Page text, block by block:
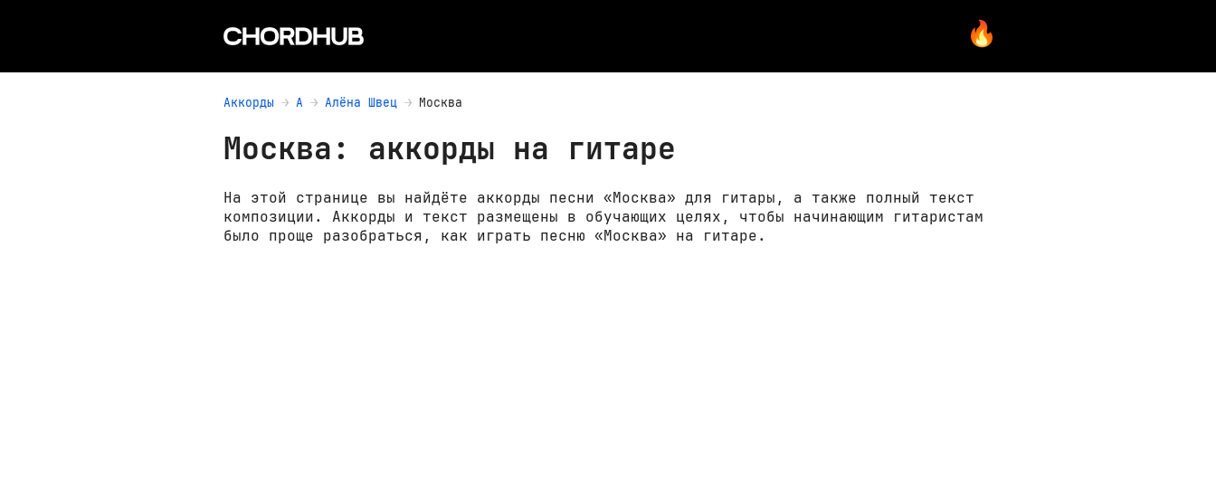
Аккорды А Алёна Швец Москва
Москва: аккорды на гитаре
На этой странице вы найдёте аккорды песни «Москва» для гитары, а также полный текст
композиции. Аккорды и текст размещены в обучающих целях, чтобы начинающим гитаристам
было проще разобраться, как играть песню «Москва» на гитаре.